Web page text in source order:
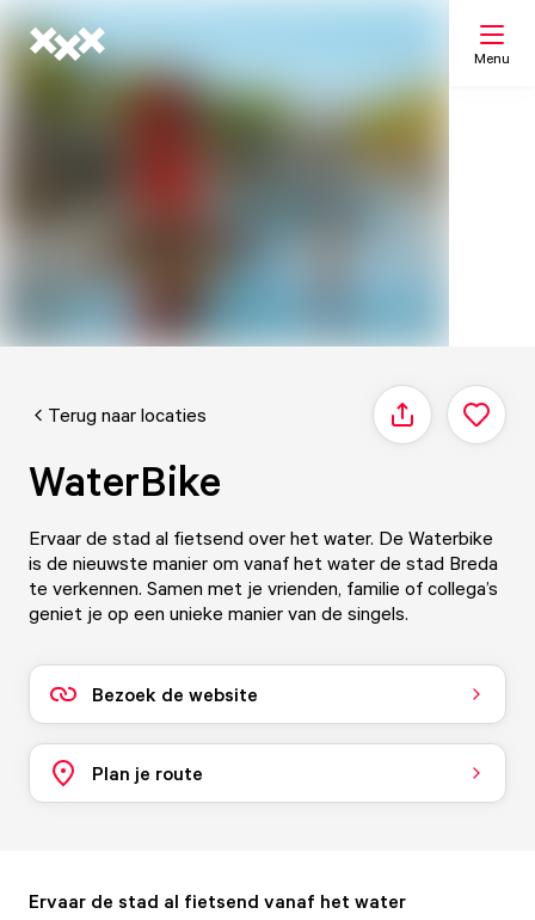
Menu
Terug naar locaties Delen
WaterBike
Ervaar de stad al fietsend over het water. De Waterbike
is de nieuwste manier om vanaf het water de stad Breda
te verkennen. Samen met je vrienden, familie of collega’s
geniet je op een unieke manier van de singels.
Bezoek de website
Plan je route
Ervaar de stad al fietsend vanaf het water